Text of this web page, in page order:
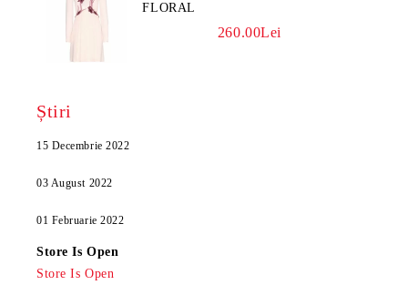
FLORAL
260.00Lei
Știri
15 Decembrie 2022
03 August 2022
01 Februarie 2022
Store Is Open
Store Is Open